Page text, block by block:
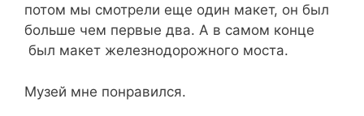
потом мы смотрели еще один макет, он был
больше чем первые два. А в самом конце
был макет железнодорожного моста.
Музей мне понравился.